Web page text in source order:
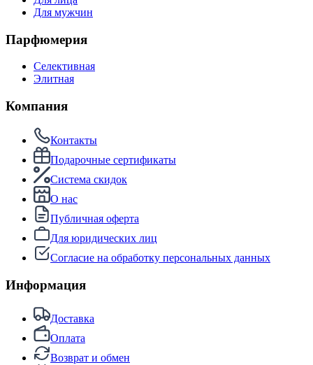
Для мужчин
Парфюмерия
Селективная
Элитная
Компания
Контакты
Подарочные сертификаты
Система скидок
О нас
Публичная оферта
Для юридических лиц
Согласие на обработку персональных данных
Информация
Доставка
Оплата
Возврат и обмен